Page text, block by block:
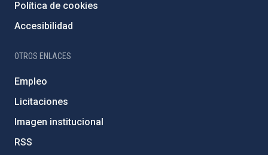
Política de cookies
Accesibilidad
OTROS ENLACES
Empleo
Licitaciones
Imagen institucional
RSS